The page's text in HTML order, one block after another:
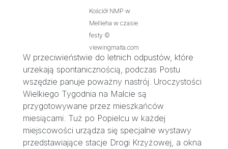
Kościół NMP w
Mellieha w czasie
festy ©
viewingmalta.com
W przeciwieństwie do letnich odpustów, które
urzekają spontanicznością, podczas Postu
wszędzie panuje poważny nastrój. Uroczystości
Wielkiego Tygodnia na Malcie są
przygotowywane przez mieszkańców
miesiącami. Tuż po Popielcu w każdej
miejscowości urządza się specjalne wystawy
przedstawiające stacje Drogi Krzyżowej, a okna